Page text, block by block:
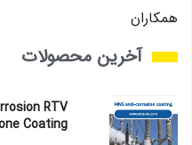
همکاران
آخرین محصولات
RTV
Coating